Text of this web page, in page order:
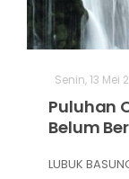
Senin, 13 Mei
Puluhan
Belum
LUBUK